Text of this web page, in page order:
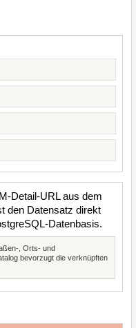
Detail-URL aus dem
den Datensatz direkt
Datenbasis.
, Orts- und
bevorzugt die verknüpften